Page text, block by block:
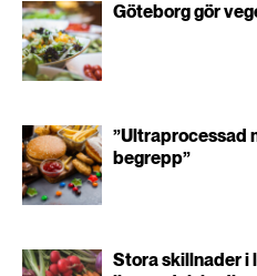
Göteborg gör
”Ultraprocessad
begrepp”
Stora skillnader i